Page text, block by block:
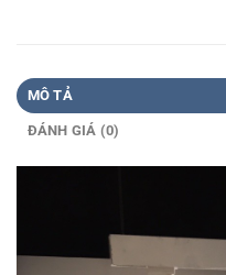
MÔ TẢ
ĐÁNH GIÁ (0)